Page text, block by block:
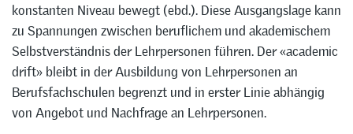
konstanten Niveau bewegt (ebd.). Diese Ausgangslage kann
zu Spannungen zwischen beruflichem und akademischem
Selbstverständnis der Lehrpersonen führen. Der «academic
drift» bleibt in der Ausbildung von Lehrpersonen an
Berufsfachschulen begrenzt und in erster Linie abhängig
von Angebot und Nachfrage an Lehrpersonen.